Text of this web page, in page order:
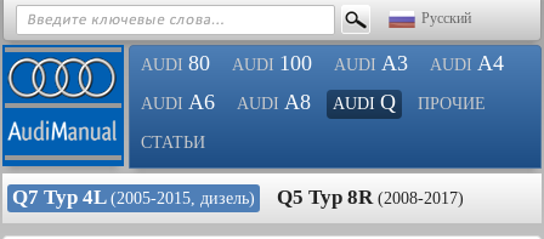
Русский
AUDI 80 AUDI 100 AUDI A3 AUDI A4
AUDI A6 AUDI A8 AUDI Q ПРОЧИЕ
СТАТЬИ
Q7 Typ 4L (2005-2015, дизель) Q5 Typ 8R (2008-2017)